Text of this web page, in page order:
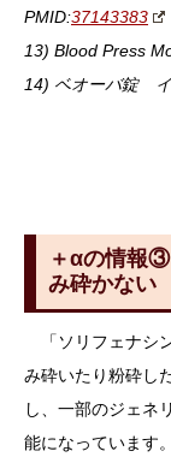
PMID:37143383
13) Blood Press
14) ベオーバ錠 イ
＋αの情報
み砕かない
「ソリフェナシ
み砕いたり粉砕し
し、一部のジェネ
能になっています。